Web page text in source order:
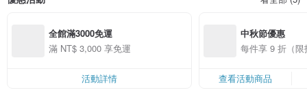
全館滿3000免運
滿 NT$ 3,000 享免運
活動詳情
中秋節優惠
每件享 9 折（
查看活動商品